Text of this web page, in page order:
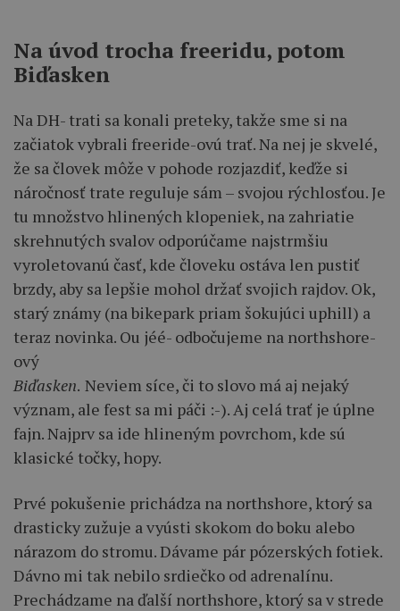
Na úvod trocha freeridu, potom
Biďasken
Na DH- trati sa konali preteky, takže sme si na
začiatok vybrali freeride-ovú trať. Na nej je skvelé,
že sa človek môže v pohode rozjazdiť, keďže si
náročnosť trate reguluje sám – svojou rýchlosťou. Je
tu množstvo hlinených klopeniek, na zahriatie
skrehnutých svalov odporúčame najstrmšiu
vyroletovanú časť, kde človeku ostáva len pustiť
brzdy, aby sa lepšie mohol držať svojich rajdov. Ok,
starý známy (na bikepark priam šokujúci uphill) a
teraz novinka. Ou jéé- odbočujeme na northshore-
ový
Biďasken. Neviem síce, či to slovo má aj nejaký
význam, ale fest sa mi páči :-). Aj celá trať je úplne
fajn. Najprv sa ide hlineným povrchom, kde sú
klasické točky, hopy.
Prvé pokušenie prichádza na northshore, ktorý sa
drasticky zužuje a vyústi skokom do boku alebo
nárazom do stromu. Dávame pár pózerských fotiek.
Dávno mi tak nebilo srdiečko od adrenalínu.
Prechádzame na ďalší northshore, ktorý sa v strede